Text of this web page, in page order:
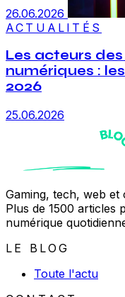
26.06.2026
ACTUALITÉS
Les acteurs
numériques :
2026
25.06.2026
Gaming, tech, web et
Plus de 1500
numérique
LE BLOG
Toute l'actu